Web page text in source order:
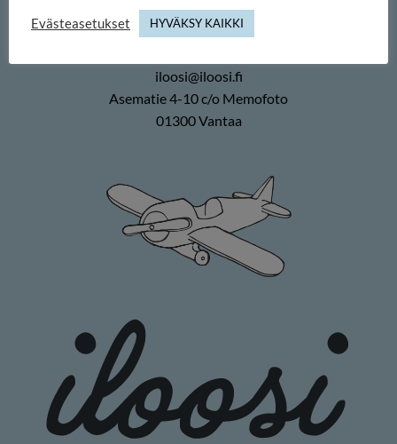
Duuilo Oy
iloosi@iloosi.fi
Asematie 4-10 c/o Memofoto
01300 Vantaa
Evästeasetukset HYVÄKSY KAIKKI